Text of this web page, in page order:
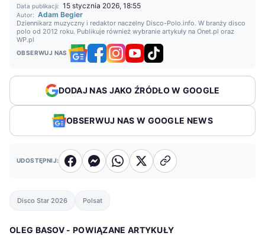
Data publikacji: 15 stycznia 2026, 18:55
Autor: Adam Begier
Dziennikarz muzyczny i redaktor naczelny Disco-Polo.info. W branży disco
polo od 2012 roku. Publikuje również wybranie artykuły na Onet.pl oraz
WP.pl
OBSERWUJ NAS
DODAJ NAS JAKO ŹRÓDŁO W GOOGLE
OBSERWUJ NAS W GOOGLE NEWS
UDOSTĘPNIJ:
Disco Star 2026 Polsat
OLEG BASOV - POWIĄZANE ARTYKUŁY